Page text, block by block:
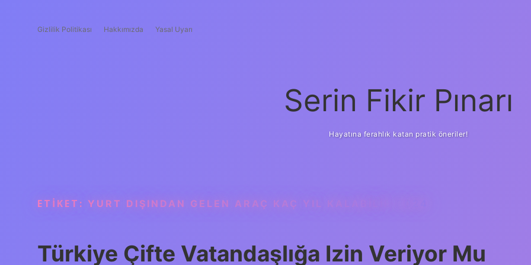
Gizlilik Politikası Hakkımızda Yasal Uyarı
Serin Fikir Pınarı
Hayatına ferahlık katan pratik öneriler!
ETIKET: YURT DIŞINDAN GELEN ARAÇ KAÇ YIL KALABILIR 2024
Türkiye Çifte Vatandaşlığa Izin Veriyor Mu